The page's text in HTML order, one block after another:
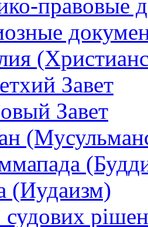
правовые
Завет
Завет
(Иудаизм)
судових